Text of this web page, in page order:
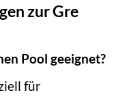
zur Gre
Pool geeignet?
für